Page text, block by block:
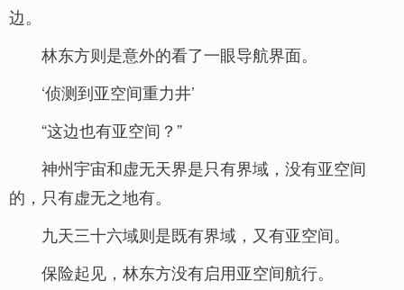
边。
林东方则是意外的看了一眼导航界面。
‘侦测到亚空间重力井’
“这边也有亚空间？”
神州宇宙和虚无天界是只有界域，没有亚空间
的，只有虚无之地有。
九天三十六域则是既有界域，又有亚空间。
保险起见，林东方没有启用亚空间航行。